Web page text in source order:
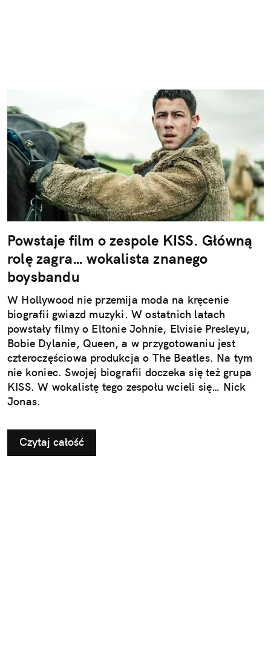
Powstaje film o zespole KISS. Główną
rolę zagra… wokalista znanego
boysbandu
W Hollywood nie przemija moda na kręcenie
biografii gwiazd muzyki. W ostatnich latach
powstały filmy o Eltonie Johnie, Elvisie Presleyu,
Bobie Dylanie, Queen, a w przygotowaniu jest
czteroczęściowa produkcja o The Beatles. Na tym
nie koniec. Swojej biografii doczeka się też grupa
KISS. W wokalistę tego zespołu wcieli się… Nick
Jonas.
Czytaj całość